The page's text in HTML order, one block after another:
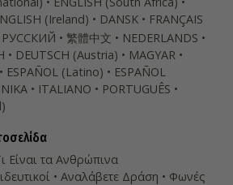
(Ireland) DANSK FRANÇAIS
РУССКИЙ 繁體中文
NEDERLANDS
DEUTSCH (Austria)
MAGYAR
ESPAÑOL (Latino)
ESPAÑOL
ITALIANO
PORTUGUÊS
Είναι τα Ανθρώπινα
Αναλάβετε Δράση
Φωνές